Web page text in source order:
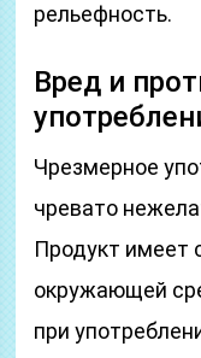
рельефность.
Вред и
Чрезмерное
чревато
Продукт имеет
окружающей
при